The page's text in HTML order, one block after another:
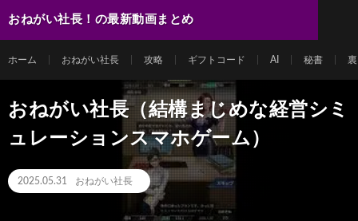
おねがい社長！の最新動画まとめ
ホーム おねがい社長 攻略 ギフトコード AI 秘書
おねがい社長（結構まじめな経営シミ
ュレーションスマホゲーム）
2025.05.31 おねがい社長